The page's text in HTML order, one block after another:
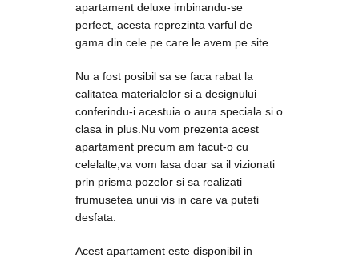
apartament deluxe imbinandu-se
perfect, acesta reprezinta varful de
gama din cele pe care le avem pe site.
Nu a fost posibil sa se faca rabat la
calitatea materialelor si a designului
conferindu-i acestuia o aura speciala si o
clasa in plus.Nu vom prezenta acest
apartament precum am facut-o cu
celelalte,va vom lasa doar sa il vizionati
prin prisma pozelor si sa realizati
frumusetea unui vis in care va puteti
desfata.
Acest apartament este disponibil in